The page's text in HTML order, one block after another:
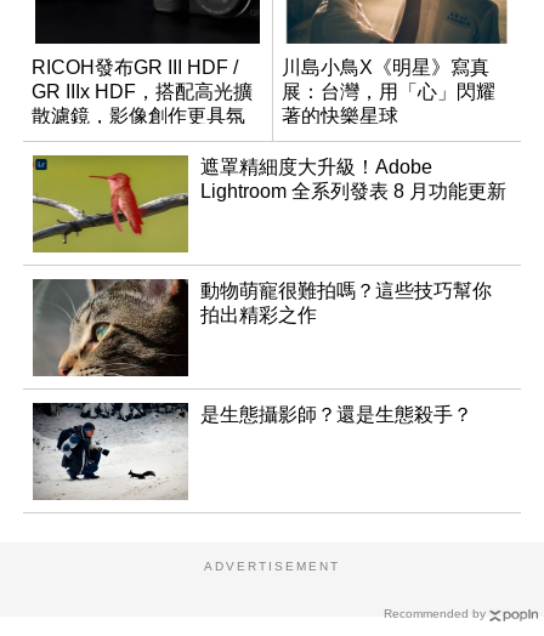
RICOH發布GR III HDF /
GR IIIx HDF，搭配高光擴
散濾鏡，影像創作更具氛
圍！
川島小鳥X《明星》寫真
展：台灣，用「心」閃耀
著的快樂星球
遮罩精細度大升級！Adobe
Lightroom 全系列發表 8 月功能更新
動物萌寵很難拍嗎？這些技巧幫你
拍出精彩之作
是生態攝影師？還是生態殺手？
Recommended by
ADVERTISEMENT